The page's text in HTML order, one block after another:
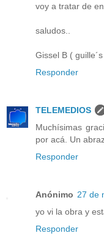
voy a tratar de
saludos..
Gissel B (
Responder
TELEMEDIOS
Muchísimas
por acá. Un
Responder
Anónimo 27 de
yo vi la obra y
Responder